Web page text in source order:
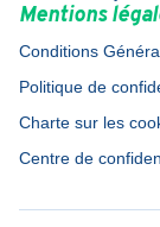
Mentions
Conditions
Politique de
Charte sur les
Centre de